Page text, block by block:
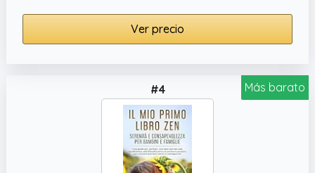
Ver precio
Más barato
#4